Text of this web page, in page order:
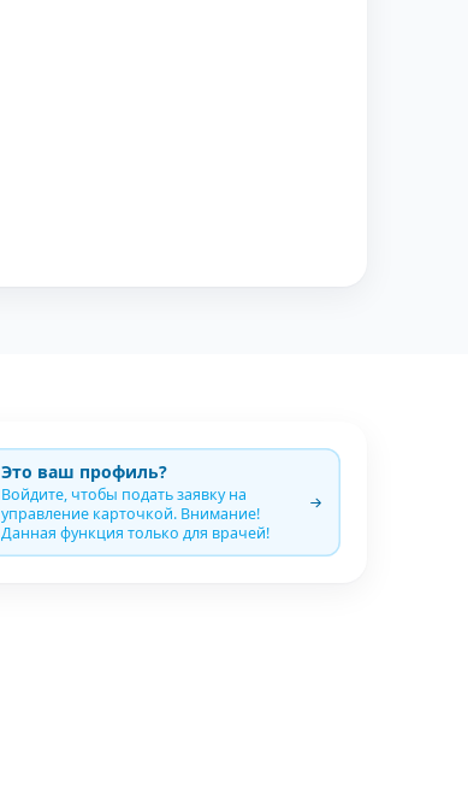
Это ваш профиль?
Войдите, чтобы подать заявку на
управление карточкой. Внимание!
Данная функция только для врачей!